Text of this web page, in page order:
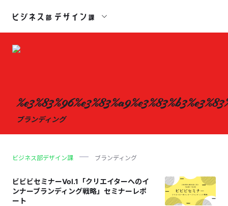
ブランディング
ビジネス部デザイン課 ブランディング
ビビビセミナーVol.1「クリエイターへのイ
ンナーブランディング戦略」セミナーレポ
ート